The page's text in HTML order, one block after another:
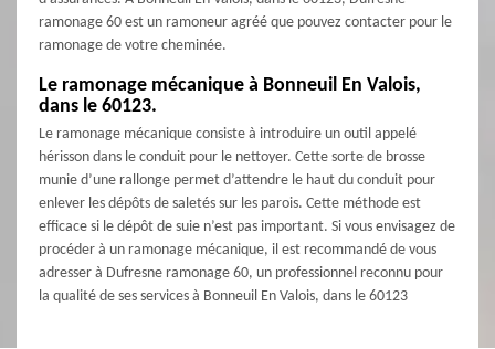
ramonage 60 est un ramoneur agréé que pouvez contacter pour le
ramonage de votre cheminée.
Le ramonage mécanique à Bonneuil En Valois,
dans le 60123.
Le ramonage mécanique consiste à introduire un outil appelé
hérisson dans le conduit pour le nettoyer. Cette sorte de brosse
munie d’une rallonge permet d’attendre le haut du conduit pour
enlever les dépôts de saletés sur les parois. Cette méthode est
efficace si le dépôt de suie n’est pas important. Si vous envisagez de
procéder à un ramonage mécanique, il est recommandé de vous
adresser à Dufresne ramonage 60, un professionnel reconnu pour
la qualité de ses services à Bonneuil En Valois, dans le 60123